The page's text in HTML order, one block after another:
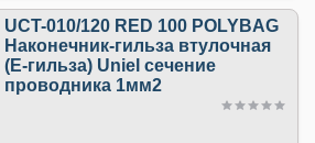
UCT-010/120 RED 100 POLYBAG
Наконечник-гильза втулочная
(Е-гильза) Uniel сечение
проводника 1мм2